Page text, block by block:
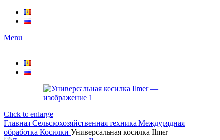
Menu
Click to enlarge
Главная Сельскохозяйственная техника Междурядная
обработка Косилки Универсальная косилка Ilmer